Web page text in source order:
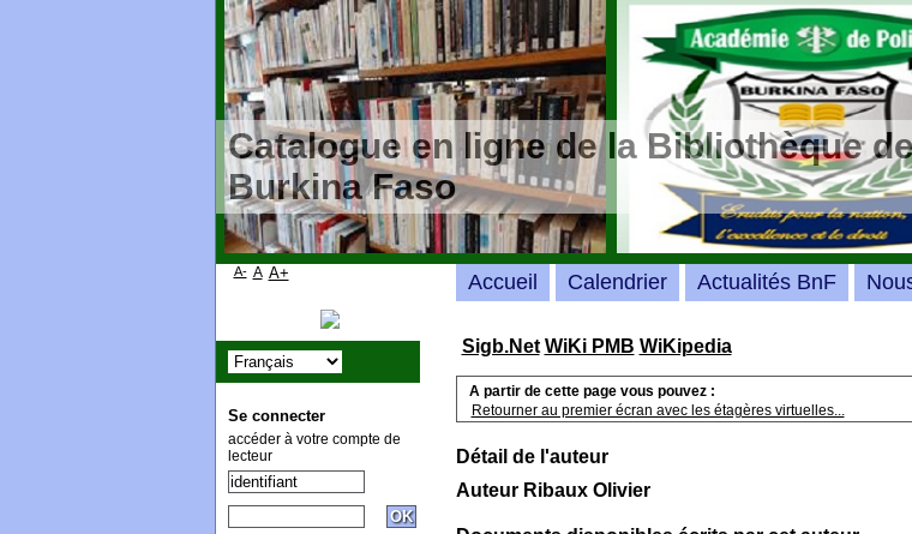
Catalogue en ligne de la Bibliothèque
Burkina Faso
Sigb.Net WiKi PMB WiKipedia
A partir de cette page vous pouvez :
Retourner au premier écran avec les étagères virtuelles...
Détail de l'auteur
Auteur Ribaux Olivier
Accueil Calendrier Actualités BnF
A- A A+
Se connecter
accéder à votre compte de
lecteur